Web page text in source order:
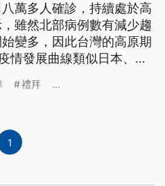
萬多人確診，持續處於高
雖然北部病例數有減少趨
變多，因此台灣的高原期
情發展曲線類似日本、韓
禮拜 ...
1